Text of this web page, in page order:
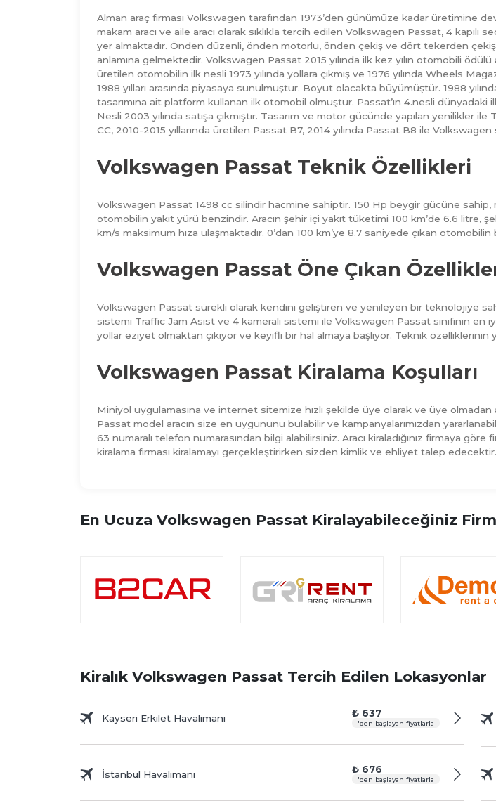
Alman araç firması Volkswagen tarafından 1973’den günümüze kadar üretimine
makam aracı ve aile aracı olarak sıklıkla tercih edilen Volkswagen Passat, 4
yer almaktadır. Önden düzenli, önden motorlu, önden çekiş ve dört tekerden
anlamına gelmektedir. Volkswagen Passat 2015 yılında ilk kez yılın otomobili ödülü
üretilen otomobilin ilk nesli 1973 yılında yollara çıkmış ve 1976 yılında Wheels
1988 yılları arasında piyasaya sunulmuştur. Boyut olacakta büyümüştür. 1988
tasarımına ait platform kullanan ilk otomobil olmuştur. Passat’ın 4.nesli dünyadaki
Nesli 2003 yılında satışa çıkmıştır. Tasarım ve motor gücünde yapılan yenilikler
CC, 2010-2015 yıllarında üretilen Passat B7, 2014 yılında Passat B8 ile
Volkswagen Passat Teknik Özellikleri
Volkswagen Passat 1498 cc silindir hacmine sahiptir. 150 Hp beygir gücüne
otomobilin yakıt yürü benzindir. Aracın şehir içi yakıt tüketimi 100 km’de 6.6 litre,
km/s maksimum hıza ulaşmaktadır. 0’dan 100 km’ye 8.7 saniyede çıkan
Volkswagen Passat Öne Çıkan
Volkswagen Passat sürekli olarak kendini geliştiren ve yenileyen bir teknolojiye
sistemi Traffic Jam Asist ve 4 kameralı sistemi ile Volkswagen Passat sınıfının
yollar eziyet olmaktan çıkıyor ve keyifli bir hal almaya başlıyor. Teknik özelliklerinin
Volkswagen Passat Kiralama Koşulları
Miniyol uygulamasına ve internet sitemize hızlı şekilde üye olarak ve üye
Passat model aracın size en uygununu bulabilir ve kampanyalarımızdan
63 numaralı telefon numarasından bilgi alabilirsiniz. Aracı kiraladığınız firmaya
kiralama firması kiralamayı gerçekleştirirken sizden kimlik ve ehliyet talep edecektir.
En Ucuza Volkswagen Passat Kiralayabileceğiniz
Kiralık Volkswagen Passat Tercih Edilen Lokasyonlar
Kayseri Erkilet Havalimanı ₺ 637
'den başlayan fiyatlarla
İstanbul Havalimanı ₺ 676
'den başlayan fiyatlarla